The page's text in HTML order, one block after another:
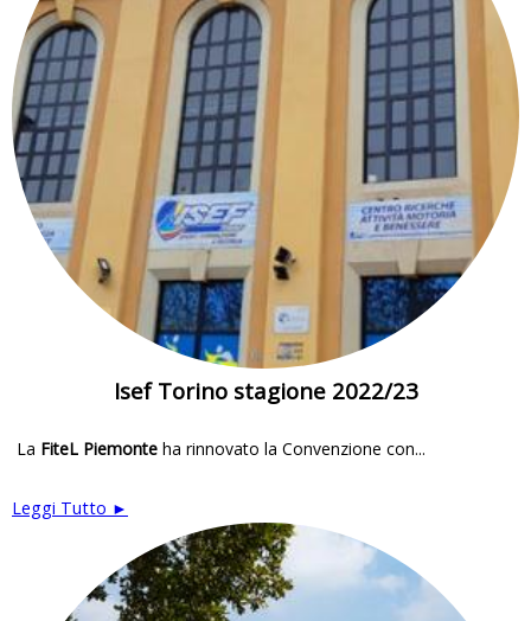
Isef Torino stagione 2022/23
La FiteL Piemonteha rinnovato la Convenzione con...
Leggi Tutto ►